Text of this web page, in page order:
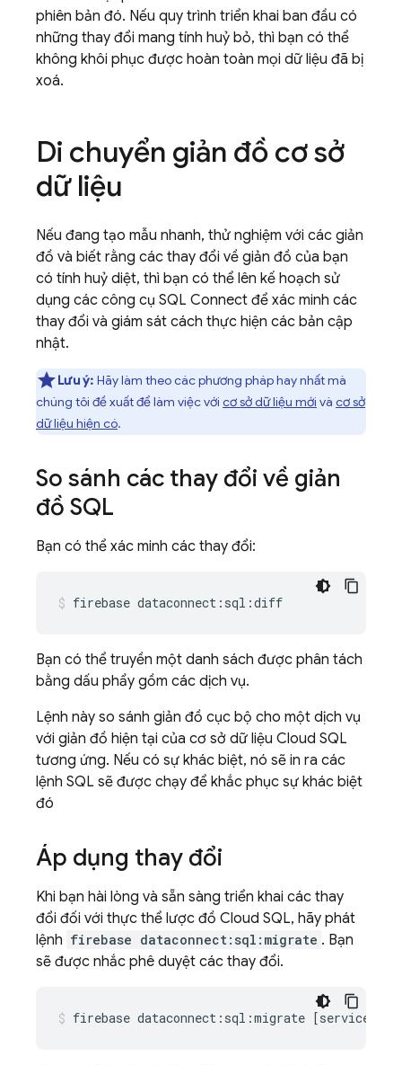
phiên bản đó. Nếu quy trình triển khai ban đầu có
những thay đổi mang tính huỷ bỏ, thì bạn có thể
không khôi phục được hoàn toàn mọi dữ liệu đã bị
xoá.
Di chuyển giản đồ cơ sở
dữ liệu
Nếu đang tạo mẫu nhanh, thử nghiệm với các giản
đồ và biết rằng các thay đổi về giản đồ của bạn
có tính huỷ diệt, thì bạn có thể lên kế hoạch sử
dụng các công cụ SQL Connect để xác minh các
thay đổi và giám sát cách thực hiện các bản cập
nhật.
Lưu ý: Hãy làm theo các phương pháp hay nhất mà
chúng tôi đề xuất để làm việc với cơ sở dữ liệu mới và cơ sở
dữ liệu hiện có.
So sánh các thay đổi về giản
đồ SQL
Bạn có thể xác minh các thay đổi:
firebase dataconnect:sql:diff
Bạn có thể truyền một danh sách được phân tách
bằng dấu phẩy gồm các dịch vụ.
Lệnh này so sánh giản đồ cục bộ cho một dịch vụ
với giản đồ hiện tại của cơ sở dữ liệu Cloud SQL
tương ứng. Nếu có sự khác biệt, nó sẽ in ra các
lệnh SQL sẽ được chạy để khắc phục sự khác biệt
đó
Áp dụng thay đổi
Khi bạn hài lòng và sẵn sàng triển khai các thay
đổi đối với thực thể lược đồ Cloud SQL, hãy phát
lệnh firebase dataconnect:sql:migrate . Bạn
sẽ được nhắc phê duyệt các thay đổi.
firebase dataconnect:sql:migrate [serviceId